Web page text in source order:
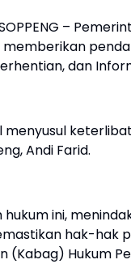
–
dan
menyusul
Andi Farid.
ini,
hak-hak
(Kabag) Hukum